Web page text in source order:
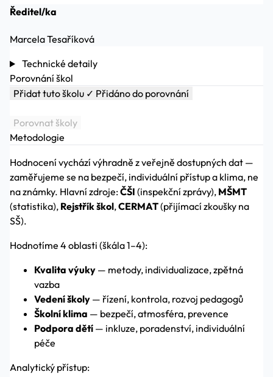
Ředitel/ka
Marcela Tesaříková
Technické detaily
Porovnání škol
Přidat tuto školu ✓ Přidáno do porovnání
Porovnat školy
Metodologie
Hodnocení vychází výhradně z veřejně dostupných dat —
zaměřujeme se na bezpečí, individuální přístup a klima, ne
na známky. Hlavní zdroje:ČŠI (inspekční zprávy), MŠMT
(statistika), Rejstřík škol,CERMAT(přijímací zkoušky na
SŠ).
Hodnotíme 4 oblasti (škála 1–4):
Kvalita výuky — metody, individualizace, zpětná
vazba
Vedení školy — řízení, kontrola, rozvoj pedagogů
Školní klima — bezpečí, atmosféra, prevence
Podpora dětí — inkluze, poradenství, individuální
péče
Analytický přístup: